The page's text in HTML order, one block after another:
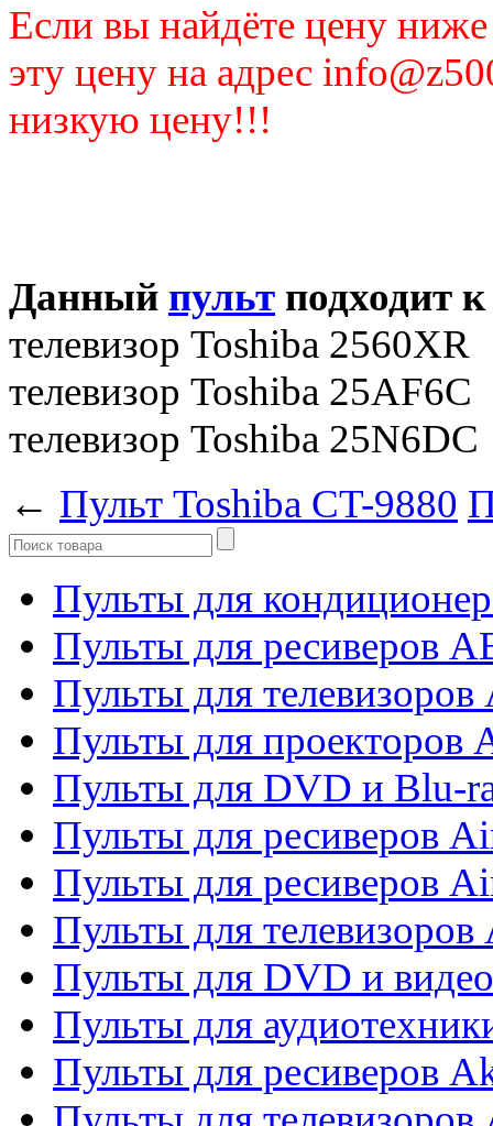
Если вы найдёте цену
эту цену на адрес
низкую цену!!!
Данный пульт подходит
телевизор Toshiba 2560XR
телевизор Toshiba 25AF6C
телевизор Toshiba 25N6DC
← Пульт Toshiba CT-9880
Пульты для
Пульты для ресиверов
Пульты для телевизоров
Пульты для проекторов
Пульты для DVD и Blu-
Пульты для ресиверов
Пульты для ресиверов
Пульты для телевизоров
Пульты для DVD и
Пульты для
Пульты для ресиверов